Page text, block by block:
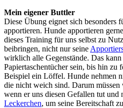
Mein eigener Buttler
Diese Übung eignet sich besonders
apportieren. Hunde apportieren
dieses Training für uns selbst zu
beibringen, nicht nur seine
wirklich alle Gegenstände. Das
Papiertaschentücher sein, bis hin zu
Beispiel ein Löffel. Hunde nehmen
die nicht weich sind. Darum
wenn er uns diesen Gefallen tut und
Leckerchen, um seine Bereitschaft